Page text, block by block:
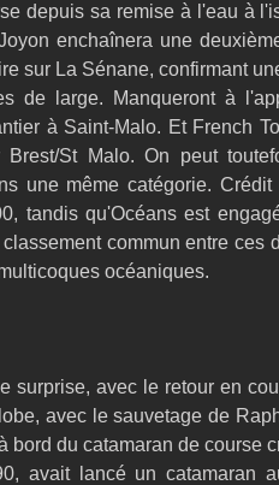
depuis sa remise à l'eau à
enchaînera une
sur La Sénane, confirmant
de large. Manqueront à
à Saint-Malo. Et French
Brest/St Malo. On peut
une même catégorie.
tandis qu'Océans est
commun entre ces
océaniques.
surprise, avec le retour en
avec le sauvetage de
bord du catamaran de course
avait lancé un catamaran